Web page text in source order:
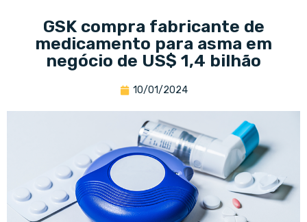
GSK compra fabricante de
medicamento para asma em
negócio de US$ 1,4 bilhão
10/01/2024